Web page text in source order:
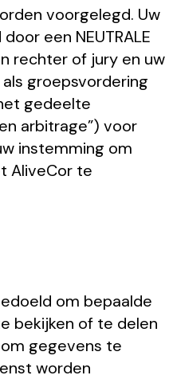
voorgelegd. Uw
een NEUTRALE
rechter of jury en uw
groepsvordering
gedeelte
arbitrage”) voor
instemming om
AliveCor te
om bepaalde
bekijken of te delen
gegevens te
worden